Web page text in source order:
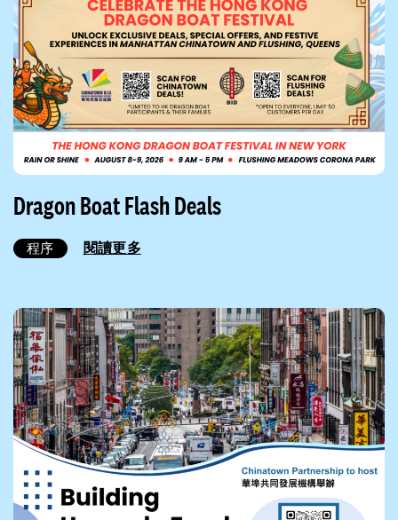
Dragon Boat Flash Deals
程序 閱讀更多